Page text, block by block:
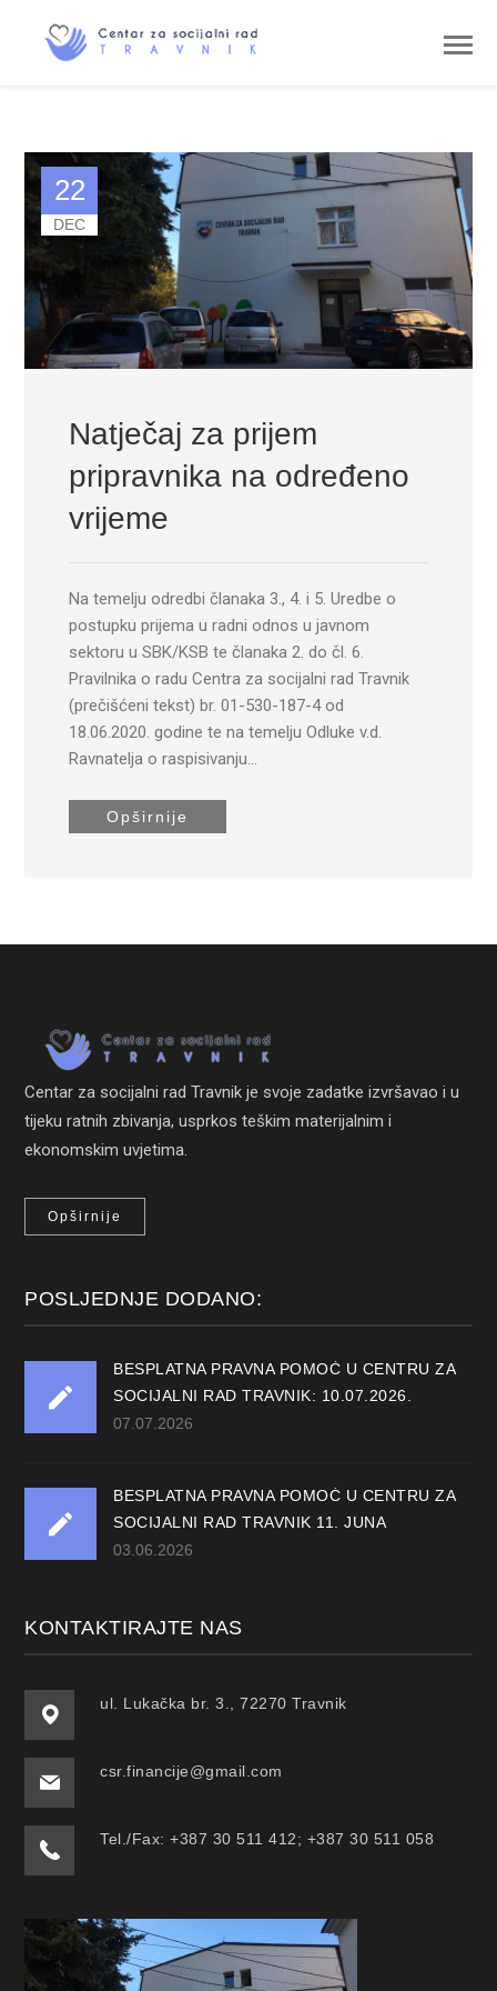
22
DEC
Natječaj za prijem
pripravnika na određeno
vrijeme
Na temelju odredbi članaka 3., 4. i 5. Uredbe o
postupku prijema u radni odnos u javnom
sektoru u SBK/KSB te članaka 2. do čl. 6.
Pravilnika o radu Centra za socijalni rad Travnik
(prečišćeni tekst) br. 01-530-187-4 od
18.06.2020. godine te na temelju Odluke v.d.
Ravnatelja o raspisivanju…
Opširnije
Centar za socijalni rad Travnik je svoje zadatke izvršavao i u
tijeku ratnih zbivanja, usprkos teškim materijalnim i
ekonomskim uvjetima.
Opširnije
POSLJEDNJE DODANO:
BESPLATNA PRAVNA POMOĆ U CENTRU ZA
SOCIJALNI RAD TRAVNIK: 10.07.2026.
07.07.2026
BESPLATNA PRAVNA POMOĆ U CENTRU ZA
SOCIJALNI RAD TRAVNIK 11. JUNA
03.06.2026
KONTAKTIRAJTE NAS
ul. Lukačka br. 3., 72270 Travnik
csr.financije@gmail.com
Tel./Fax: +387 30 511 412; +387 30 511 058